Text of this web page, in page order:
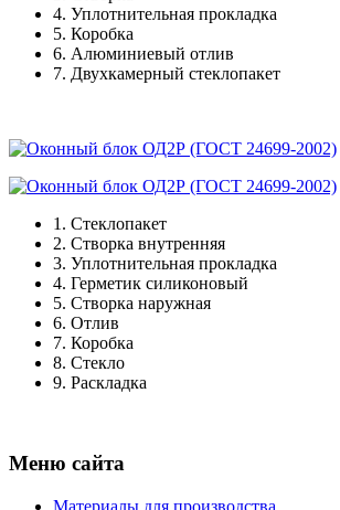
4. Уплотнительная прокладка
5. Коробка
6. Алюминиевый отлив
7. Двухкамерный стеклопакет
1. Стеклопакет
2. Створка внутренняя
3. Уплотнительная прокладка
4. Герметик силиконовый
5. Створка наружная
6. Отлив
7. Коробка
8. Стекло
9. Раскладка
Меню сайта
Материалы для производства